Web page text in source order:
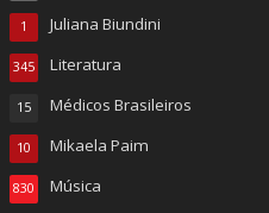
Juliana Biundini
1
Literatura
345
Médicos Brasileiros
15
Mikaela Paim
10
Música
830